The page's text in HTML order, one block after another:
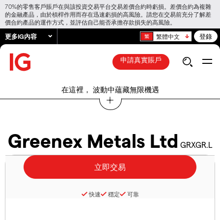
70%的零售客戶賬戶在與該投資交易平台交易差價合約時虧損。差價合約為複雜
的金融產品，由於槓桿作用而存在迅速虧損的高風險。請您在交易前充分了解差
價合約產品的運作方式，並評估自己能否承擔存款損失的高風險。
更多IG內容 繁體中文 登錄
申請真實賬戶
在這裡， 波動中蘊藏無限機遇
Greenex Metals Ltd GRXGR.L
快速 穩定 可靠